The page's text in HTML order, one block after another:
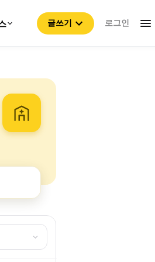
글쓰기 로그인